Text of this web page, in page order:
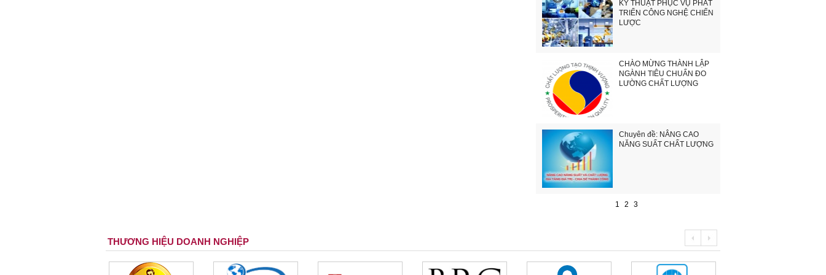
KỸ THUẬT PHỤC VỤ PHÁT
TRIỂN CÔNG NGHỆ CHIẾN
LƯỢC
CHÀO MỪNG THÀNH LẬP
NGÀNH TIÊU CHUẨN ĐO
LƯỜNG CHẤT LƯỢNG
Chuyên đề: NÂNG CAO
NĂNG SUẤT CHẤT LƯỢNG
1 2 3
THƯƠNG HIỆU DOANH NGHIỆP